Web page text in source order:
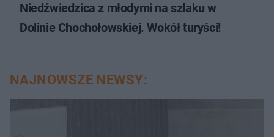
Niedźwiedzica z młodymi na szlaku w
Dolinie Chochołowskiej. Wokół turyści!
NAJNOWSZE NEWSY: